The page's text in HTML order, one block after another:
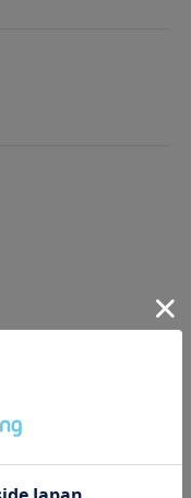
も薄いのですが。ラ
用できそうです。